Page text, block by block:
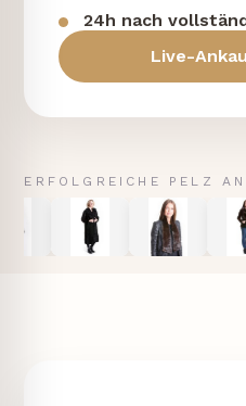
24h nach
Live-
ERFOLGREICHE PELZ